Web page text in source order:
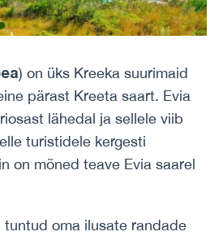
) on üks Kreeka suurimaid
​​pärast Kreeta saart. Evia
lähedal ja sellele viib
turistidele kergesti
on mõned teave Evia saarel
tuntud oma ilusate randade